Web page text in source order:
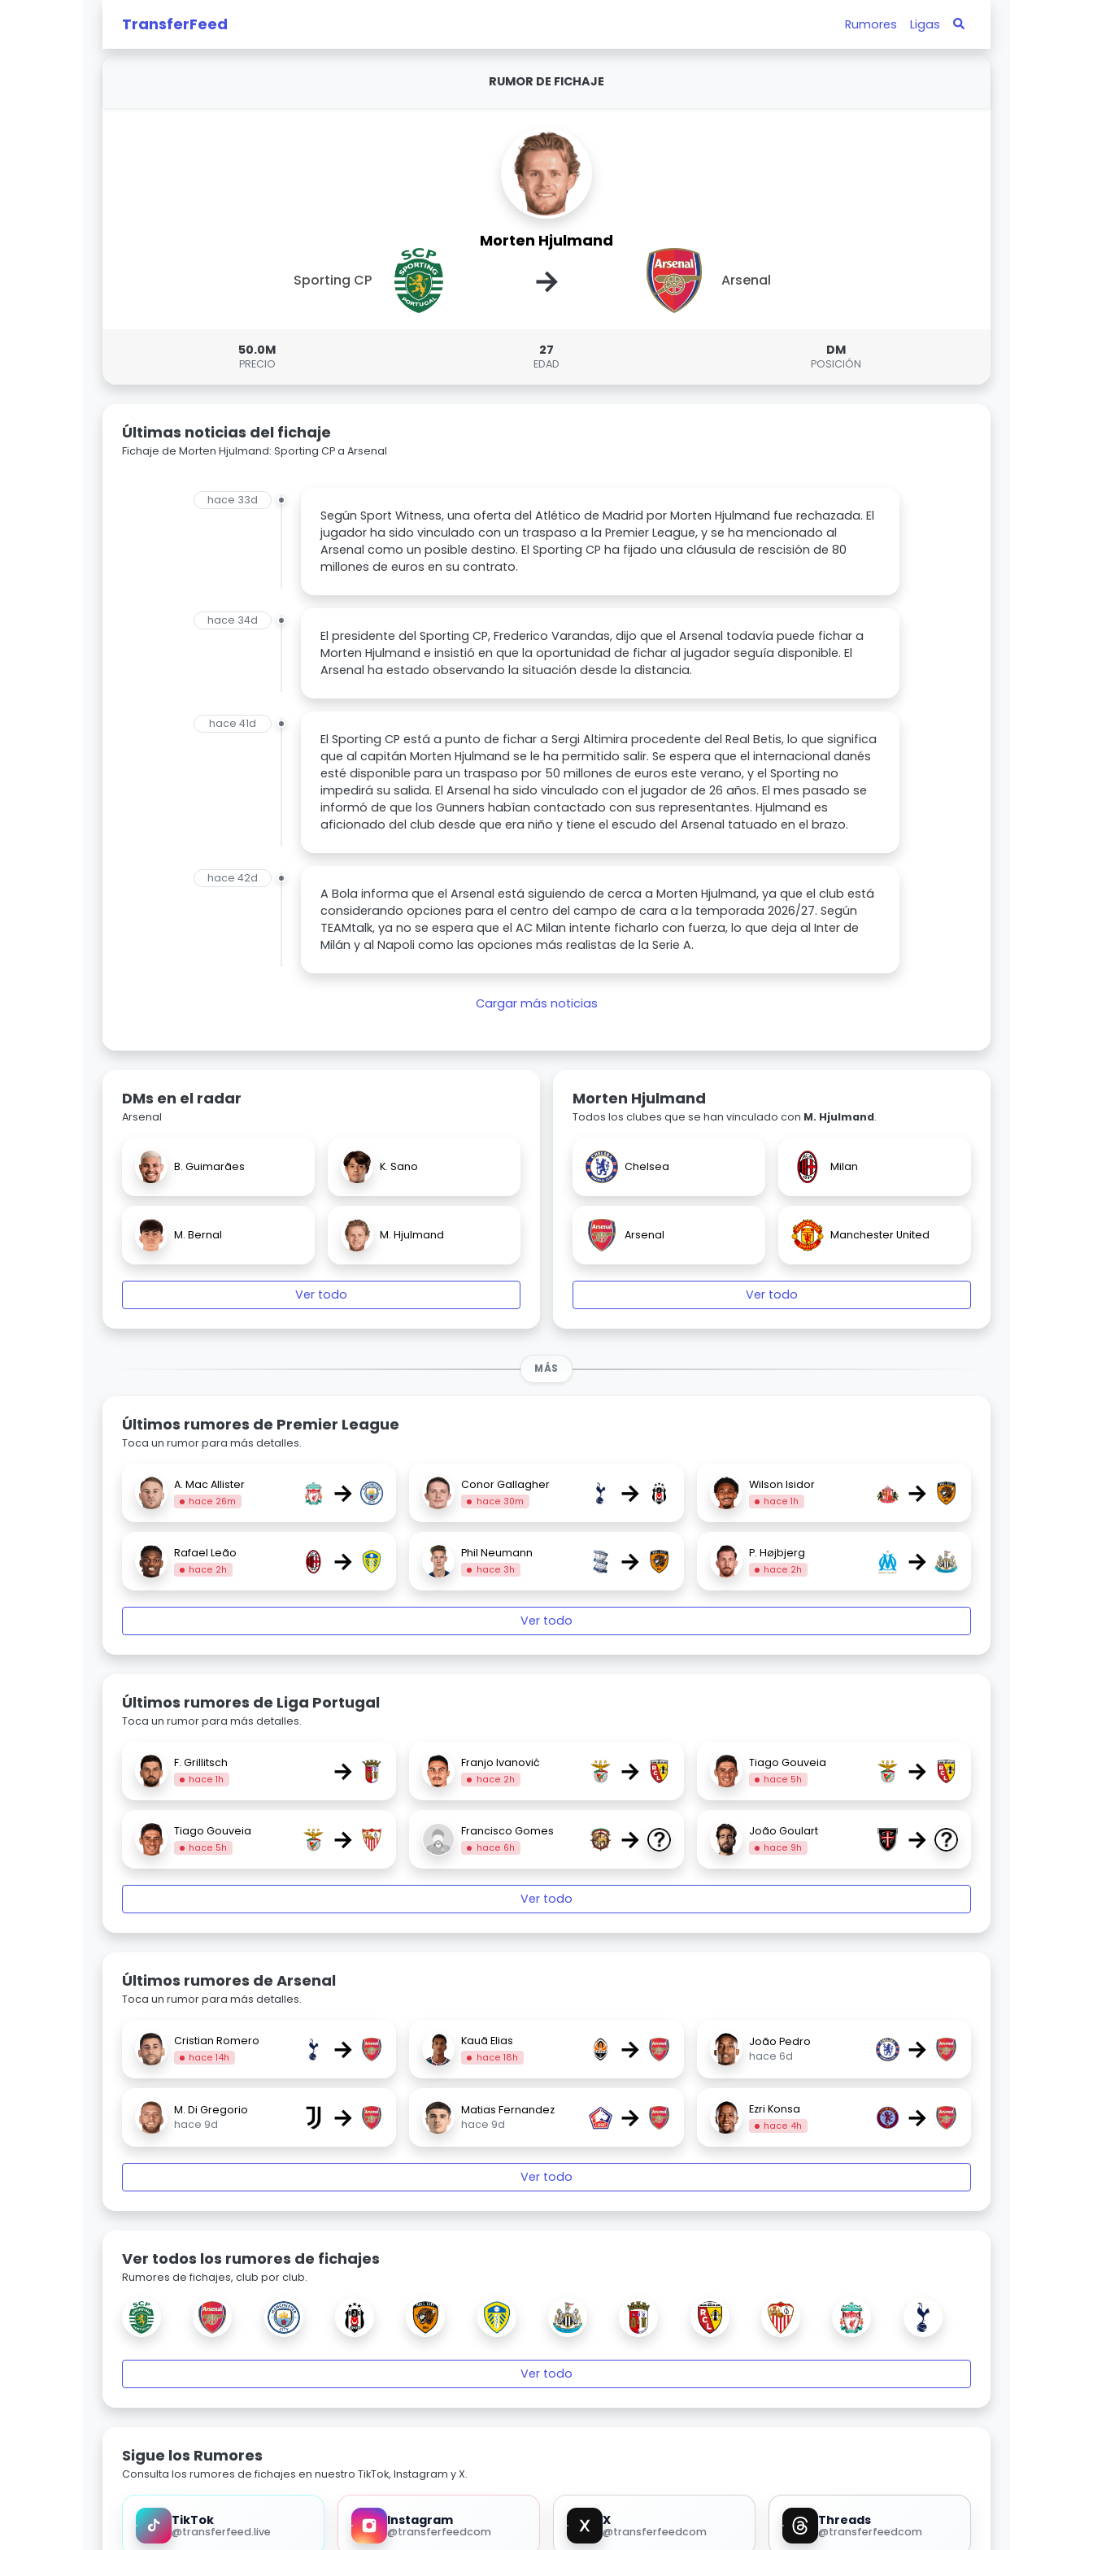
TransferFeed Rumores Ligas
RUMOR DE FICHAJE
Morten Hjulmand
Sporting CP → Arsenal
50.0M
PRECIO
27
EDAD
DM
POSICIÓN
Últimas noticias del fichaje
Fichaje de Morten Hjulmand: Sporting CP a Arsenal
hace 33d
Según Sport Witness, una oferta del Atlético de Madrid por Morten Hjulmand fue rechazada. El
jugador ha sido vinculado con un traspaso a la Premier League, y se ha mencionado al
Arsenal como un posible destino. El Sporting CP ha fijado una cláusula de rescisión de 80
millones de euros en su contrato.
hace 34d
El presidente del Sporting CP, Frederico Varandas, dijo que el Arsenal todavía puede fichar a
Morten Hjulmand e insistió en que la oportunidad de fichar al jugador seguía disponible. El
Arsenal ha estado observando la situación desde la distancia.
hace 41d
El Sporting CP está a punto de fichar a Sergi Altimira procedente del Real Betis, lo que significa
que al capitán Morten Hjulmand se le ha permitido salir. Se espera que el internacional danés
esté disponible para un traspaso por 50 millones de euros este verano, y el Sporting no
impedirá su salida. El Arsenal ha sido vinculado con el jugador de 26 años. El mes pasado se
informó de que los Gunners habían contactado con sus representantes. Hjulmand es
aficionado del club desde que era niño y tiene el escudo del Arsenal tatuado en el brazo.
hace 42d
A Bola informa que el Arsenal está siguiendo de cerca a Morten Hjulmand, ya que el club está
considerando opciones para el centro del campo de cara a la temporada 2026/27. Según
TEAMtalk, ya no se espera que el AC Milan intente ficharlo con fuerza, lo que deja al Inter de
Milán y al Napoli como las opciones más realistas de la Serie A.
Cargar más noticias
DMs en el radar
Arsenal
B. Guimarães K. Sano
M. Bernal M. Hjulmand
Ver todo
Morten Hjulmand
Todos los clubes que se han vinculado con M. Hjulmand.
Chelsea Milan
Arsenal Manchester United
Ver todo
MÁS
Últimos rumores de Premier League
Toca un rumor para más detalles.
A. Mac Allister
hace 26m → Conor Gallagher
hace 30m → Wilson Isidor
hace 1h →
Rafael Leão
hace 2h → Phil Neumann
hace 3h → P. Højbjerg
hace 2h →
Ver todo
Últimos rumores de Liga Portugal
Toca un rumor para más detalles.
F. Grillitsch
hace 1h → Franjo Ivanović
hace 2h → Tiago Gouveia
hace 5h →
Tiago Gouveia
hace 5h → Francisco Gomes
hace 6h → João Goulart
hace 9h →
Ver todo
Últimos rumores de Arsenal
Toca un rumor para más detalles.
Cristian Romero
hace 14h → Kauã Elias
hace 18h →
João Pedro
hace 6d
→
M. Di Gregorio
hace 9d
→
Matias Fernandez
hace 9d
→ Ezri Konsa
hace 4h →
Ver todo
Ver todos los rumores de fichajes
Rumores de fichajes, club por club.
Ver todo
Sigue los Rumores
Consulta los rumores de fichajes en nuestro TikTok, Instagram y X.
TikTok
@transferfeed.live
Instagram
@transferfeedcom
X
@transferfeedcom
Threads
@transferfeedcom